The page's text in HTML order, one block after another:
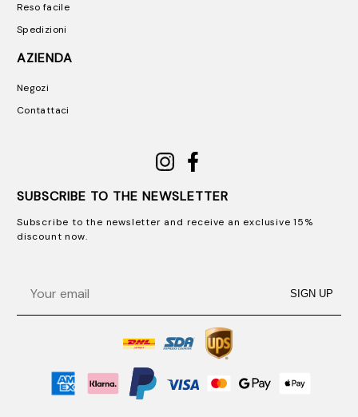
Reso facile
Spedizioni
AZIENDA
Negozi
Contattaci
SUBSCRIBE TO THE NEWSLETTER
Subscribe to the newsletter and receive an exclusive 15%
discount now.
SIGN UP